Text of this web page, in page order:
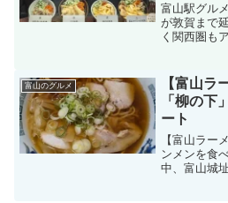
富山駅グル
が敦賀まで
く関西圏も
司、ます寿
い」は富山
富山のグルメ
【富山ラ
「柳の下
ート
【富山ラー
ンメンを食
中、富山城